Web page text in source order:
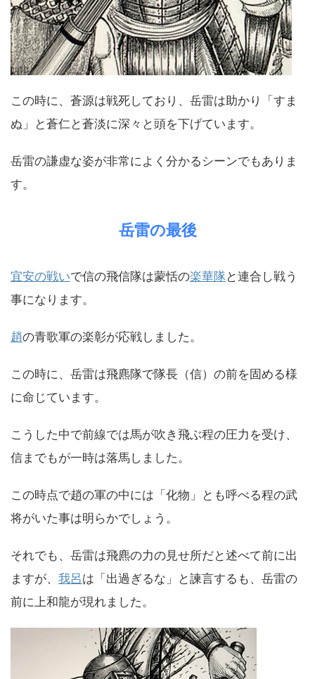
この時に、蒼源は戦死しており、岳雷は助かり「すま
ぬ」と蒼仁と蒼淡に深々と頭を下げています。
岳雷の謙虚な姿が非常によく分かるシーンでもありま
す。
岳雷の最後
宜安の戦いで信の飛信隊は蒙恬の楽華隊 と連合し戦う
事になります。
趙の青歌軍の楽彰が応戦しました。
この時に、岳雷は飛麃隊で隊長（信）の前を固める様
に命じています。
こうした中で前線では馬が吹き飛ぶ程の圧力を受け、
信までもが一時は落馬しました。
この時点で趙の軍の中には「化物」とも呼べる程の武
将がいた事は明らかでしょう。
それでも、岳雷は飛麃の力の見せ所だと述べて前に出
ますが、 我呂は「出過ぎるな」と諫言するも、岳雷の
前に上和龍が現れました。